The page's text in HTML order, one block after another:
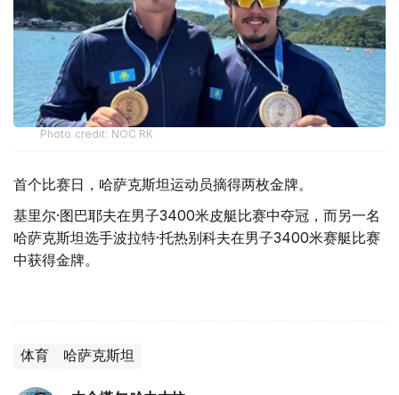
Photo credit: NOC RK
首个比赛日，哈萨克斯坦运动员摘得两枚金牌。
基里尔·图巴耶夫在男子3400米皮艇比赛中夺冠，而另一名
哈萨克斯坦选手波拉特·托热别科夫在男子3400米赛艇比赛
中获得金牌。
体育 哈萨克斯坦